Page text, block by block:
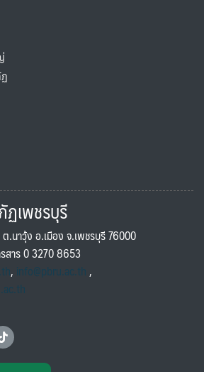
ฏเพชรบุรี
.นาวุ้ง อ.เมือง จ.เพชรบุรี 76000
สาร 0 3270 8653
, info@pbru.ac.th,